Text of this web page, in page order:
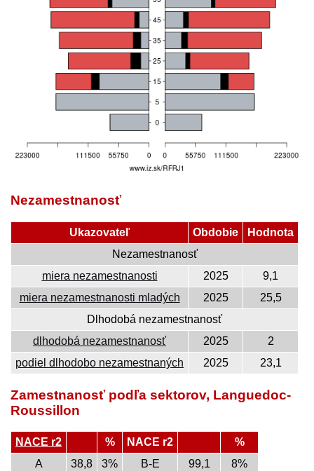
Nezamestnanosť
Ukazovateľ Obdobie
Hodnota
Nezamestnanosť
miera nezamestnanosti
2025
9,1
miera nezamestnanosti mladých
2025
25,5
Dlhodobá nezamestnanosť
dlhodobá nezamestnanosť
2025
2
podiel dlhodobo nezamestnaných
2025 23,1
Zamestnanosť podľa sektorov, Languedoc-
Roussillon
NACE r2 % NACE r2
%
A
38,8 3% B-E 99,1
8%